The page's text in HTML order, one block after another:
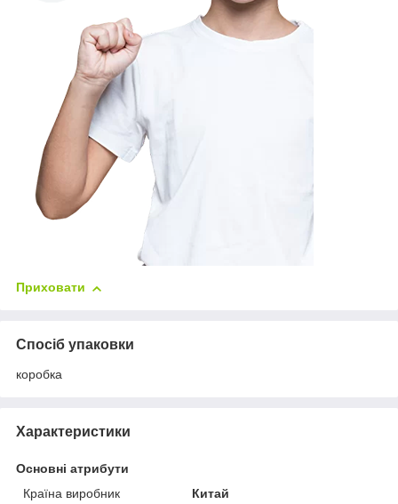
Приховати
Спосіб упаковки
коробка
Характеристики
Основні атрибути
Країна виробник
Китай